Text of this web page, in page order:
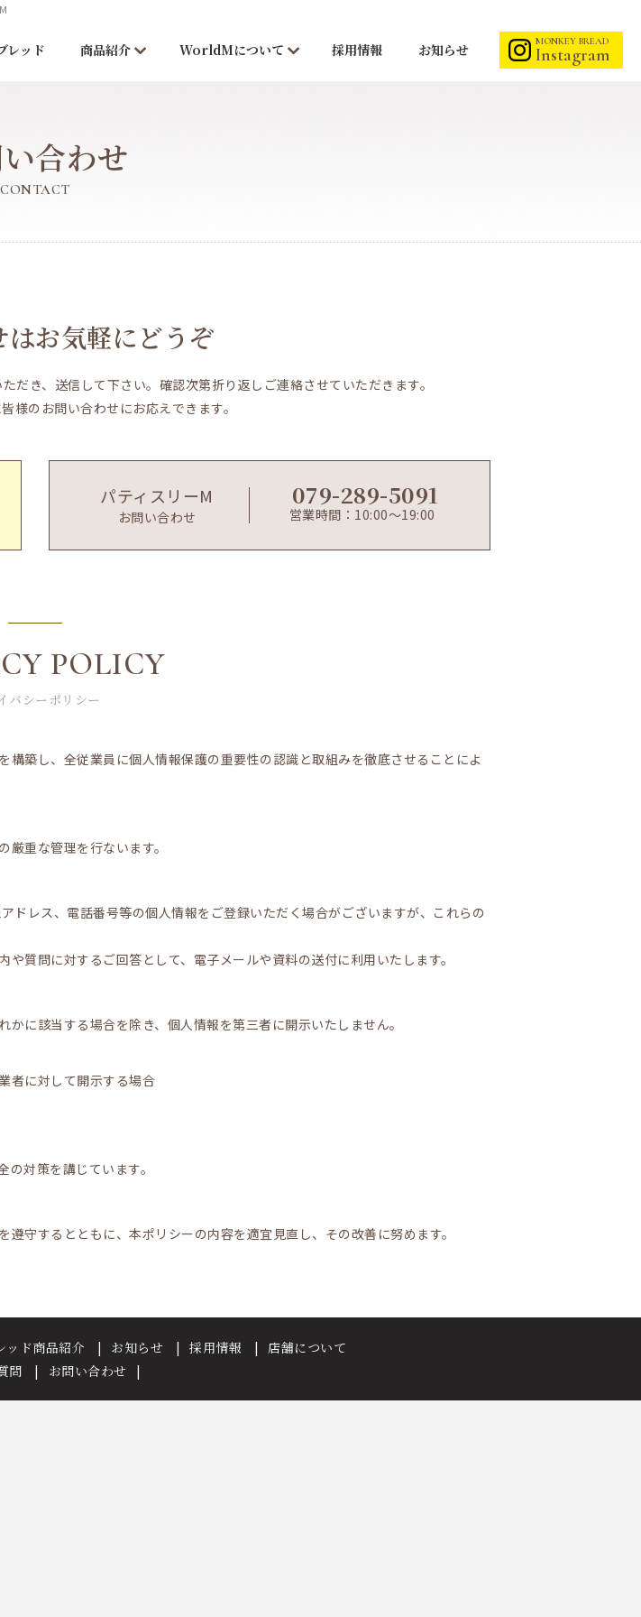
MONKEY BREAD
Instagram
レッド 商品紹介 WorldMについて 採用情報 お知らせ
合わせ
CONTACT
お気軽にどうぞ
だき、送信して下さい。確認次第折り返しご連絡させていただきます。
様のお問い合わせにお応えできます。
パティスリーM
お問い合わせ
079-289-5091
営業時間：10:00～19:00
POLICY
バシーポリシー
築し、全従業員に個人情報保護の重要性の認識と取組みを徹底させることによ
重な管理を行ないます。
レス、電話番号等の個人情報をご登録いただく場合がございますが、これらの
質問に対するご回答として、電子メールや資料の送付に利用いたします。
に該当する場合を除き、個人情報を第三者に開示いたしません。
者に対して開示する場合
対策を講じています。
守するとともに、本ポリシーの内容を適宜見直し、その改善に努めます。
ッド商品紹介 お知らせ 採用情報
店舗について
問
お問い合わせ